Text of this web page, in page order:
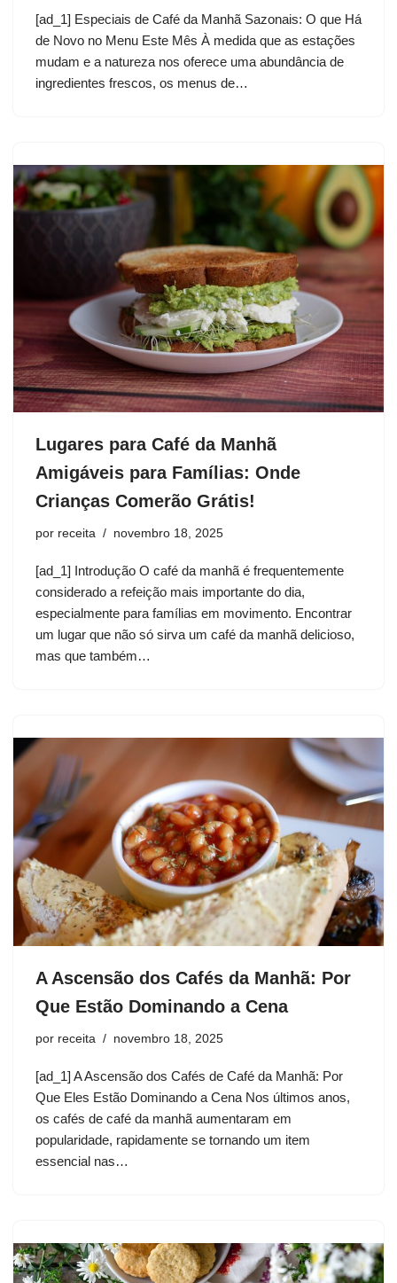
[ad_1] Especiais de Café da Manhã Sazonais: O que Há
de Novo no Menu Este Mês À medida que as estações
mudam e a natureza nos oferece uma abundância de
ingredientes frescos, os menus de…
Lugares para Café da Manhã
Amigáveis para Famílias: Onde
Crianças Comerão Grátis!
por receita novembro 18, 2025
[ad_1] Introdução O café da manhã é frequentemente
considerado a refeição mais importante do dia,
especialmente para famílias em movimento. Encontrar
um lugar que não só sirva um café da manhã delicioso,
mas que também…
A Ascensão dos Cafés da Manhã: Por
Que Estão Dominando a Cena
por receita novembro 18, 2025
[ad_1] A Ascensão dos Cafés de Café da Manhã: Por
Que Eles Estão Dominando a Cena Nos últimos anos,
os cafés de café da manhã aumentaram em
popularidade, rapidamente se tornando um item
essencial nas…